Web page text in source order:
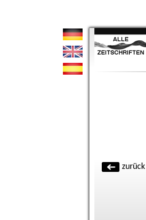
zurück